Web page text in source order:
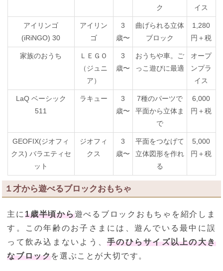
ク
イス
アイリンゴ
(iRiNGO) 30
アイリン
ゴ
3
歳〜
曲げられる立体
ブロック
1,280
円＋税
家族のおうち
ＬＥＧＯ
（ジュニ
ア）
3
歳〜
おうちや車。ご
っこ遊びに最適
オープ
ンプラ
イス
LaQ ベーシック
511
ラキュー
3
歳〜
7種のパーツで
平面から立体ま
で
6,000
円＋税
GEOFIX(ジオフィ
クス) バラエティセ
ット
ジオフィ
クス
3
歳〜
平面をつなげて
立体図形を作れ
る
5,000
円＋税
１才から遊べるブロックおもちゃ
主に 1歳半頃から遊べるブロックおもちゃを紹介しま
す。この年齢のお子さまには、遊んでいる最中に誤
って飲み込まないよう、手のひらサイズ以上の大き
なブロックを選ぶことが大切です。